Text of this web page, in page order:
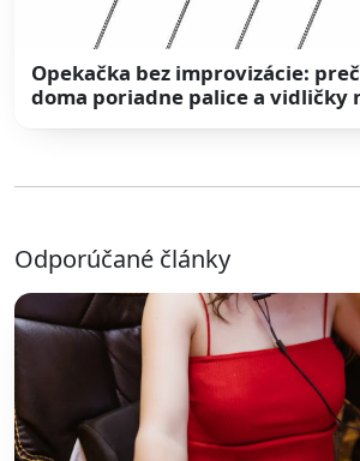
Opekačka bez improvizácie:
doma poriadne palice a vidličky
Odporúčané články